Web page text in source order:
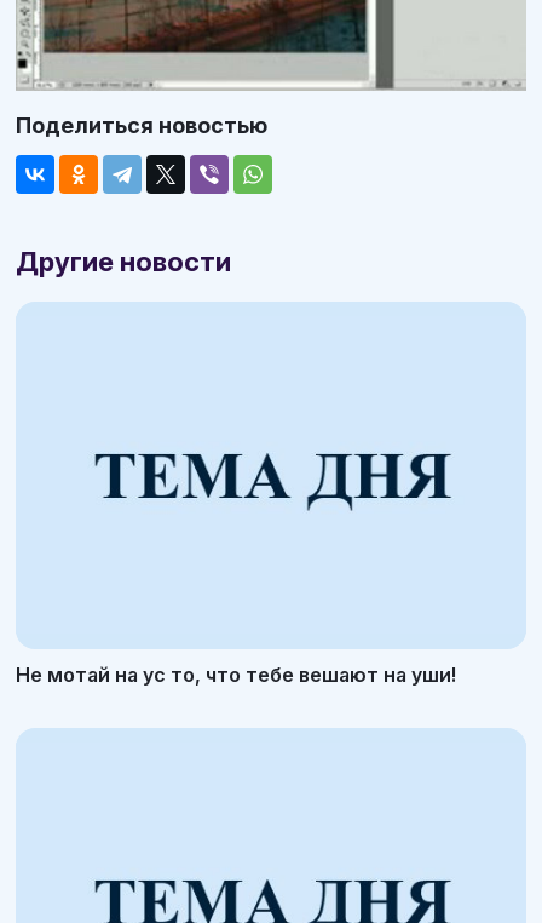
Поделиться новостью
Другие новости
Не мотай на ус то, что тебе вешают на уши!